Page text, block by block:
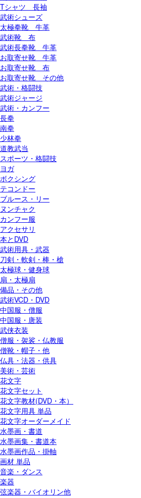
Tシャツ 長袖
武術シューズ
太極拳靴 牛革
武術靴 布
武術長拳靴 牛革
お取寄せ靴 牛革
お取寄せ靴 布
お取寄せ靴 その他
武術・格闘技
武術ジャージ
武術・カンフー
長拳
南拳
少林拳
道教武当
スポーツ・格闘技
ヨガ
ボクシング
テコンドー
ブルース・リー
ヌンチャク
カンフー服
アクセサリ
本とDVD
武術用具・武器
刀剣・軟剣・棒・槍
太極球・健身球
扇・太極扇
備品・その他
武術VCD・DVD
中国服・僧服
中国服・唐装
武侠衣装
僧服・袈裟・仏教服
僧靴・帽子・他
仏具・法器・供具
美術・芸術
花文字
花文字セット
花文字教材(DVD・本）
花文字用具 単品
花文字オーダーメイド
水墨画・書道
水墨画集・書道本
水墨画作品・掛軸
画材 単品
音楽・ダンス
楽器
弦楽器・バイオリン他